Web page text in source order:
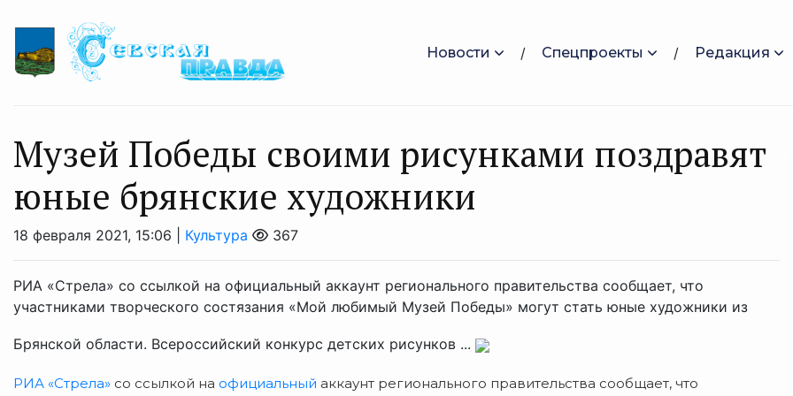
Новости Спецпроекты Редакция
Музей Победы своими рисунками поздравят
юные брянские художники
18 февраля 2021, 15:06 | Культура 367
РИА «Стрела» со ссылкой на официальный аккаунт регионального правительства сообщает, что
участниками творческого состязания «Мой любимый Музей Победы» могут стать юные художники из
Брянской области. Всероссийский конкурс детских рисунков ...
РИА «Стрела» со ссылкой на официальный аккаунт регионального правительства сообщает, что